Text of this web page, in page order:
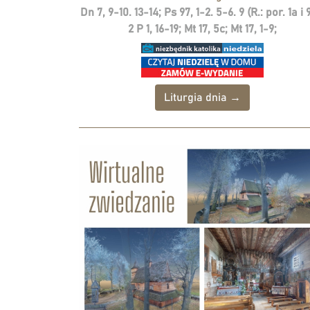
Dn 7, 9-10. 13-14; Ps 97, 1-2. 5-6. 9 (R.: por. 1a i
2 P 1, 16-19; Mt 17, 5c; Mt 17, 1-9;
Liturgia dnia →